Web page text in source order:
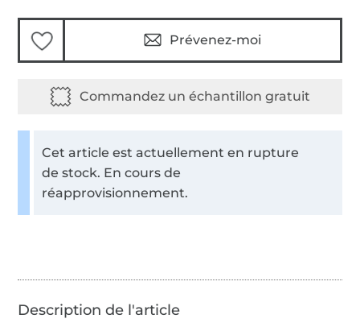
Prévenez-moi
Cet article est actuellement en rupture
de stock. En cours de
réapprovisionnement.